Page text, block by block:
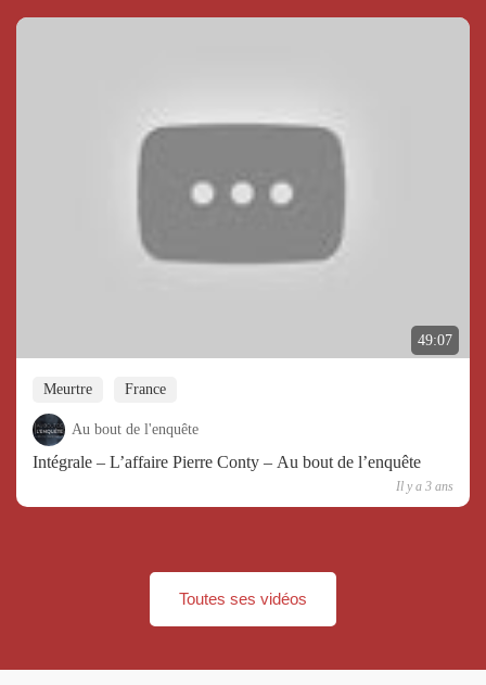
49:07
Meurtre France
Au bout de l'enquête
Intégrale – L’affaire Pierre Conty – Au bout de l’enquête
Il y a 3 ans
Toutes ses vidéos